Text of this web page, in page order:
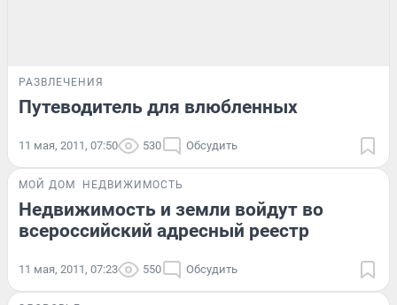
РАЗВЛЕЧЕНИЯ
Путеводитель для влюбленных
11 мая, 2011, 07:50 530 Обсудить
МОЙ ДОМ НЕДВИЖИМОСТЬ
Недвижимость и земли войдут во
всероссийский адресный реестр
11 мая, 2011, 07:23 550 Обсудить